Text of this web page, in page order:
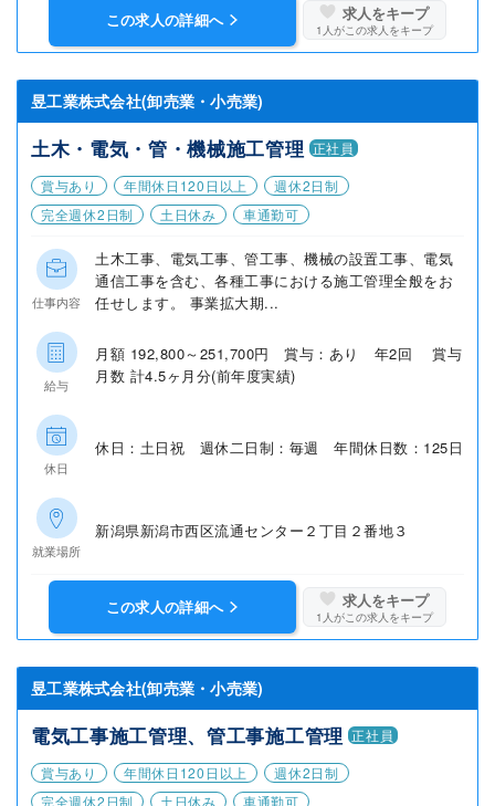
この求人の詳細へ 求人をキープ
1 人がこの求人をキープ
昱工業株式会社(卸売業・小売業)
土木・電気・管・機械施工管理 正社員
賞与あり
年間休日120日以上
週休2日制
完全週休2日制
土日休み 車通勤可
仕事内容
土木工事、電気工事、管工事、機械の設置工事、電気
通信工事を含む、各種工事における施工管理全般をお
任せします。 事業拡大期...
給与
月額 192,800～251,700円 賞与：あり 年2回 賞与
月数 計4.5ヶ月分(前年度実績)
休日
休日：土日祝 週休二日制：毎週 年間休日数：125日
就業場所
新潟県新潟市西区流通センター２丁目２番地３
この求人の詳細へ 求人をキープ
1 人がこの求人をキープ
昱工業株式会社(卸売業・小売業)
電気工事施工管理、管工事施工管理 正社員
賞与あり
年間休日120日以上
週休2日制
完全週休2日制
土日休み 車通勤可